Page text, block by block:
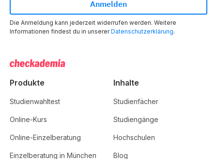
Die Anmeldung kann jederzeit widerrufen werden. Weitere
Informationen findest du in unsererDatenschutzerklärung.
Produkte
Studienwahltest
Online-Kurs
Online-Einzelberatung
Einzelberatung in München
Inhalte
Studienfächer
Studiengänge
Hochschulen
Blog